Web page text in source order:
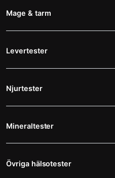
Mage & tarm
Levertester
Njurtester
Mineraltester
Övriga hälsotester